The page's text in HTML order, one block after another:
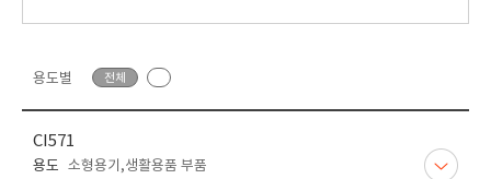
용도별 전체
CI571
용도 소형용기,생활용품 부품